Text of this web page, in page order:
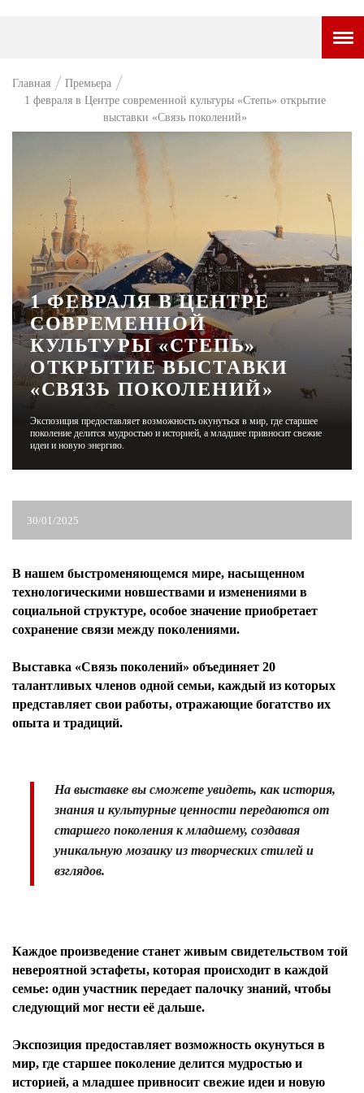
НОВОСТИ
СТИЛЬ ЖИЗНИ
ХАЙП
ЧЕЛОВЕК ОСОБЕННЫЙ
КУЛЬТ ЕДЫ
АФИША
Главная
Премьера
1 февраля в Центре современной культуры «Степь» открытие
выставки «Связь поколений»
1 ФЕВРАЛЯ В ЦЕНТРЕ
СОВРЕМЕННОЙ
КУЛЬТУРЫ «СТЕПЬ»
ОТКРЫТИЕ ВЫСТАВКИ
«СВЯЗЬ ПОКОЛЕНИЙ»
Экспозиция предоставляет возможность окунуться в мир, где старшее
поколение делится мудростью и историей, а младшее привносит свежие
идеи и новую энергию.
30/01/2025
В нашем быстроменяющемся мире, насыщенном
технологическими новшествами и изменениями в
социальной структуре, особое значение приобретает
сохранение связи между поколениями.
Выставка «Связь поколений» объединяет 20
талантливых членов одной семьи, каждый из которых
представляет свои работы, отражающие богатство их
опыта и традиций.
На выставке вы сможете увидеть, как история,
знания и культурные ценности передаются от
старшего поколения к младшему, создавая
уникальную мозаику из творческих стилей и
взглядов.
Каждое произведение станет живым свидетельством той
невероятной эстафеты, которая происходит в каждой
семье: один участник передает палочку знаний, чтобы
следующий мог нести её дальше.
Экспозиция предоставляет возможность окунуться в
мир, где старшее поколение делится мудростью и
историей, а младшее привносит свежие идеи и новую